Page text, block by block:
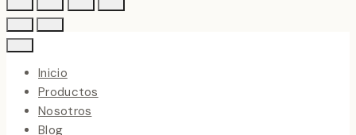
Inicio
Productos
Nosotros
Blog